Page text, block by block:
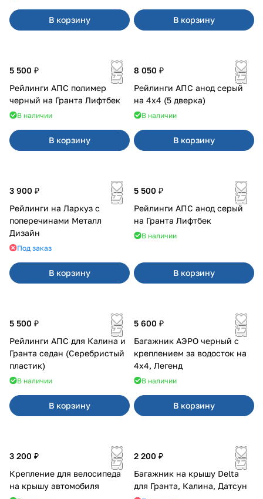
В корзину В корзину
5 500 ₽
Рейлинги АПС полимер
черный на Гранта Лифтбек
В наличии
В корзину
8 050 ₽
Рейлинги АПС анод серый
на 4х4 (5 дверка)
В наличии
В корзину
3 900 ₽
Рейлинги на Ларкуз с
поперечинами Металл
Дизайн
Под заказ
В корзину
5 500 ₽
Рейлинги АПС анод серый
на Гранта Лифтбек
В наличии
В корзину
5 500 ₽
Рейлинги АПС для Калина и
Гранта седан (Серебристый
пластик)
В наличии
В корзину
5 600 ₽
Багажник АЭРО черный с
креплением за водосток на
4х4, Легенд
В наличии
В корзину
3 200 ₽
Крепление для велосипеда
на крышу автомобиля
2 200 ₽
Багажник на крышу Delta
для Гранта, Калина, Датсун